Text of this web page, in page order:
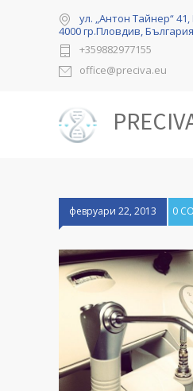
ул. „Антон Тайнер“
4000 гр.Пловдив, България
+359882977155
office@preciva.eu
февруари 22, 2013 0